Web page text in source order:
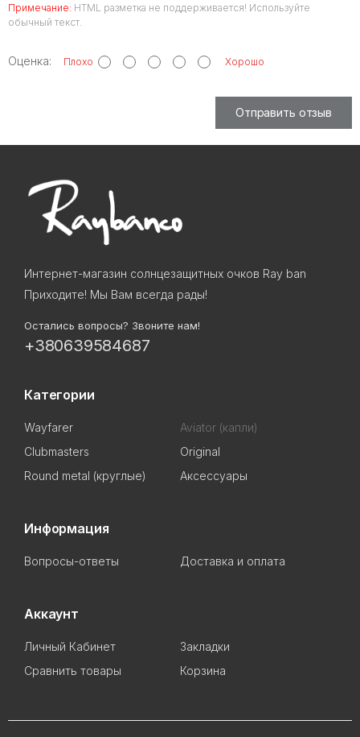
Примечание: HTML разметка не поддерживается! Используйте
обычный текст.
Оценка: Плохо Хорошо
Отправить отзыв
Интернет-магазин солнцезащитных очков Ray ban
Приходите! Мы Вам всегда рады!
Остались вопросы? Звоните нам!
+380639584687
Категории
Wayfarer
Aviator (капли)
Clubmasters
Original
Round metal (круглые)
Аксессуары
Информация
Вопросы-ответы Доставка и оплата
Аккаунт
Личный Кабинет
Закладки
Сравнить товары
Корзина